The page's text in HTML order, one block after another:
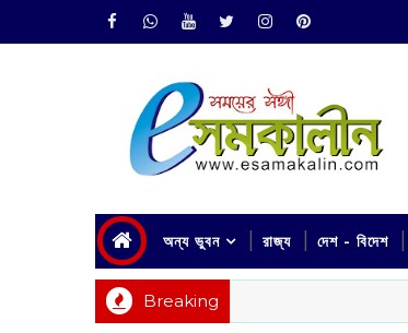
অন্য ভুবন রাজ্য দেশ - বিদেশ
Breaking